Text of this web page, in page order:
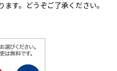
す。どうぞご了承ください。